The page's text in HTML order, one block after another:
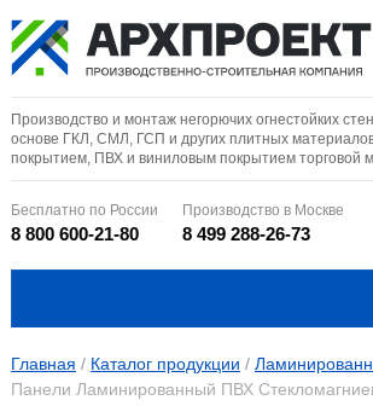
Производство и монтаж негорючих огнестойких
основе ГКЛ, СМЛ, ГСП и других плитных
покрытием, ПВХ и виниловым покрытием торговой
Бесплатно по России
8 800 600-21-80
Производство в Москве
8 499 288-26-73
Главная / Каталог продукции /
Панели Ламинированный ПВХ